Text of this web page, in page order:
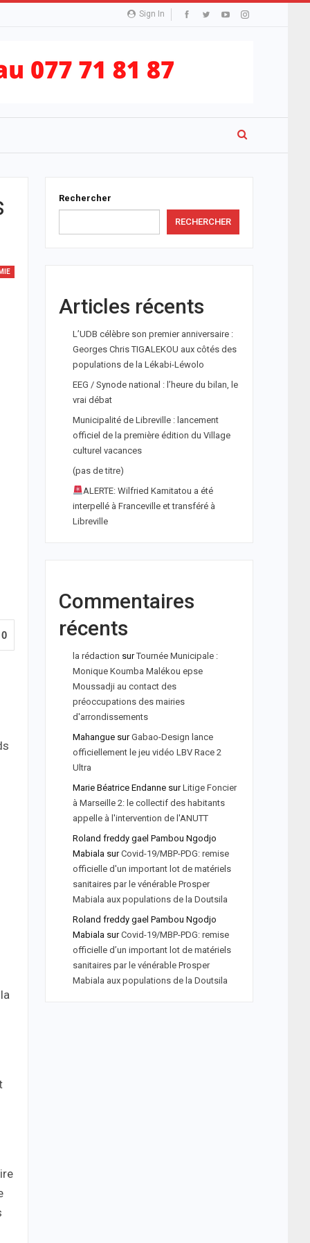
Sign In
0
Rechercher
RECHERCHER
Articles récents
L’UDB célèbre son premier anniversaire :
Georges Chris TIGALEKOU aux côtés des
populations de la Lékabi-Léwolo
EEG / Synode national : l’heure du bilan, le
vrai débat
Municipalité de Libreville : lancement
officiel de la première édition du Village
culturel vacances
(pas de titre)
ALERTE: Wilfried Kamitatou a été
interpellé à Franceville et transféré à
Libreville
Commentaires
récents
la rédaction surTournée Municipale :
Monique Koumba Malékou epse
Moussadji au contact des
préoccupations des mairies
d'arrondissements
MahanguesurGabao-Design lance
officiellement le jeu vidéo LBV Race 2
Ultra
Marie Béatrice EndannesurLitige Foncier
à Marseille 2: le collectif des habitants
appelle à l'intervention de l'ANUTT
Roland freddy gael Pambou Ngodjo
MabialasurCovid-19/MBP-PDG: remise
officielle d'un important lot de matériels
sanitaires par le vénérable Prosper
Mabiala aux populations de la Doutsila
Roland freddy gael Pambou Ngodjo
MabialasurCovid-19/MBP-PDG: remise
officielle d’un important lot de matériels
sanitaires par le vénérable Prosper
Mabiala aux populations de la Doutsila